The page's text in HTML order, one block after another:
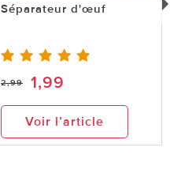
Séparateur d'œuf
2,99 1,99
Voir l’article